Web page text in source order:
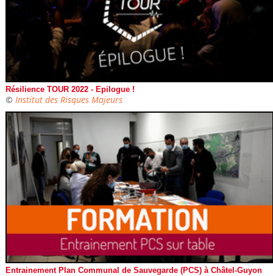
Résilience TOUR 2022 - Epilogue !
© Institut des Risques Majeurs
Entrainement Plan Communal de Sauvegarde (PCS) à Châtel-Guyon